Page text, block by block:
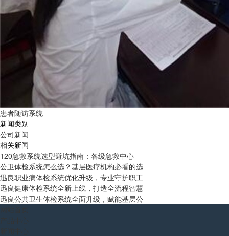
患者随访系统
新闻类别
公司新闻
相关新闻
120急救系统选型避坑指南：各级急救中心
公卫体检系统怎么选？基层医疗机构必看的选
迅良职业病体检系统优化升级，专业守护职工
迅良健康体检系统全新上线，打造全流程智慧
迅良公共卫生体检系统全面升级，赋能基层公